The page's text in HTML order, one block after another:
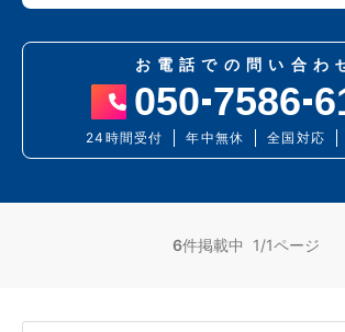
お電話での問い合わ
050 7586
24時間受付 年中無休 全国対応
6件掲載中 1/1ページ